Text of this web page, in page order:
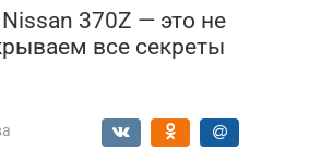
370Z — это не
все секреты